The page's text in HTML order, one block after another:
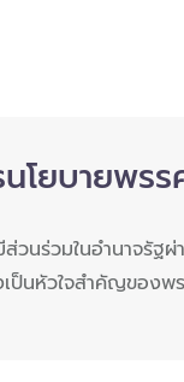
โยบายพรร
นร่วมในอำนาจรัฐ
ป็นหัวใจสำคัญของพ